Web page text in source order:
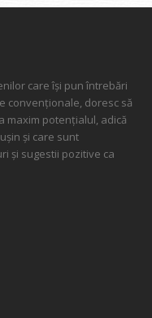
care își pun întrebări
convenționale, doresc să
maxim potențialul, adică
și care sunt
și sugestii pozitive ca